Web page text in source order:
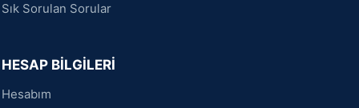
Sık Sorulan Sorular
HESAP BİLGİLERİ
Hesabım